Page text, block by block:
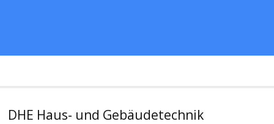
DHE Haus- und Gebäudetechnik